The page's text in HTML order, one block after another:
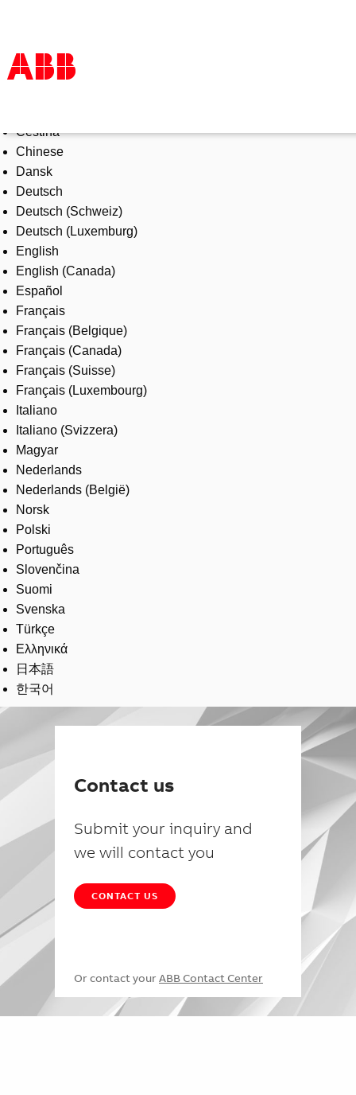
Products & Solutions
Industries
Services
About us
Where to buy
Contact us
Careers
Čeština
Chinese
Dansk
Deutsch
Deutsch (Schweiz)
Deutsch (Luxemburg)
English
English (Canada)
Español
Français
Français (Belgique)
Français (Canada)
Français (Suisse)
Français (Luxembourg)
Italiano
Italiano (Svizzera)
Magyar
Nederlands
Nederlands (België)
Norsk
Polski
Português
Slovenčina
Suomi
Svenska
Türkçe
Ελληνικά
日本語
한국어
Contact us
Submit your inquiry and
we will contact you
CONTACT US
Or contact your ABB Contact Center